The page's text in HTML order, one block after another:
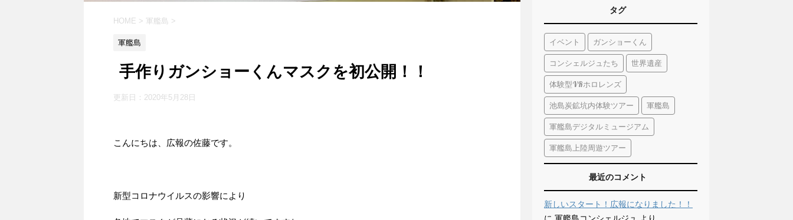
HOME > 軍艦島 >
軍艦島
手作りガンショーくんマスクを初公開！！
更新日： 2020年5月28日
こんにちは、広報の佐藤です。
新型コロナウイルスの影響により
タグ
イベント ガンショーくん
コンシェルジュたち 世界遺産
体験型VRホロレンズ
池島炭鉱坑内体験ツアー 軍艦島
軍艦島デジタルミュージアム
軍艦島上陸周遊ツアー
最近のコメント
新しいスタート！広報になりました！！
に 軍艦島コンシェルジュ
より